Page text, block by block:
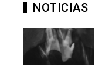
NOTICIAS